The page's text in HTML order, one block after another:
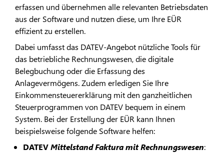
erfassen und übernehmen alle relevanten Betriebsdaten
aus der Software und nutzen diese, um Ihre EÜR
effizient zu erstellen.
Dabei umfasst das DATEV-Angebot nützliche Tools für
das betriebliche Rechnungswesen, die digitale
Belegbuchung oder die Erfassung des
Anlagevermögens. Zudem erledigen Sie Ihre
Einkommensteuererklärung mit den ganzheitlichen
Steuerprogrammen von DATEV bequem in einem
System. Bei der Erstellung der EÜR kann Ihnen
beispielsweise folgende Software helfen:
DATEVMittelstand Faktura mit Rechnungswesen: